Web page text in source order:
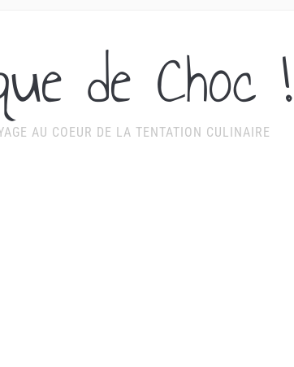
de Choc !
AU COEUR DE LA TENTATION CULINAIRE